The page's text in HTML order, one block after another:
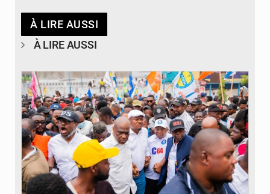
À LIRE AUSSI
À LIRE AUSSI